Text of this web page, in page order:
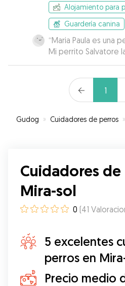
Alojamiento para
Guardería canina
“Maria Paula es una
Mi perrito Salvatore
recomiendo, super
1
Gudog » Cuidadores de perros »
Cuidadores
Mira-sol
0 (41
5 excelentes
perros en
Precio medio